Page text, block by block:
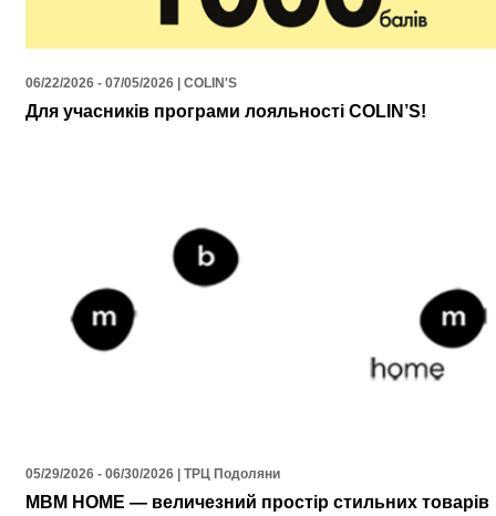
06/22/2026 - 07/05/2026 | COLIN'S
Для учасників програми лояльності COLIN’S!
05/29/2026 - 06/30/2026 | ТРЦ Подоляни
MBM HOME — величезний простір стильних товарів